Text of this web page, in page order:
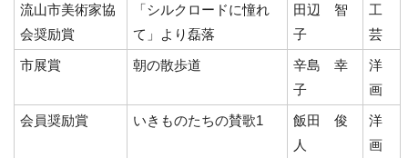
流山市美術家協
会奨励賞
「シルクロードに憧れ
て」より磊落
田辺 智
子
工
芸
市展賞
朝の散歩道
辛島 幸
子
洋
画
会員奨励賞
いきものたちの賛歌1
飯田 俊
人
洋
画